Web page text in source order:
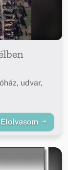
udvar,
Elolvasom